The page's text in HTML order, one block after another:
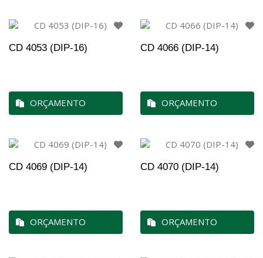
CD 4053 (DIP-16)
ORÇAMENTO
CD 4066 (DIP-14)
ORÇAMENTO
CD 4069 (DIP-14)
ORÇAMENTO
CD 4070 (DIP-14)
ORÇAMENTO